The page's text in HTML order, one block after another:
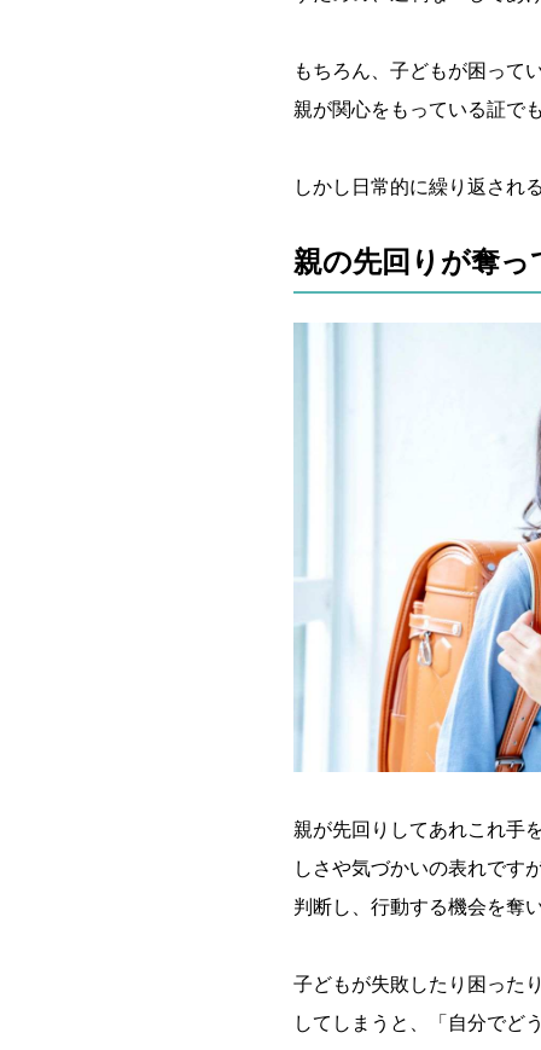
もちろん、子どもが困って
親が関心をもっている証で
しかし日常的に繰り返され
親の先回りが奪
親が先回りしてあれこれ手
しさや気づかいの表れです
判断し、行動する機会を奪
子どもが失敗したり困った
してしまうと、「自分でど